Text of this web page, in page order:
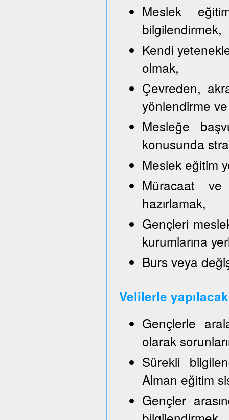
Meslek
bilgilendirmek,
Kendi
olmak,
Çevreden,
yönlendirme
Mesleğe
konusunda
Meslek eğitim
Müracaat ve
hazırlamak,
Gençleri
kurumlarına
Burs veya
Velilerle
Gençlerle
olarak
Sürekli
Alman eğitim
Gençler